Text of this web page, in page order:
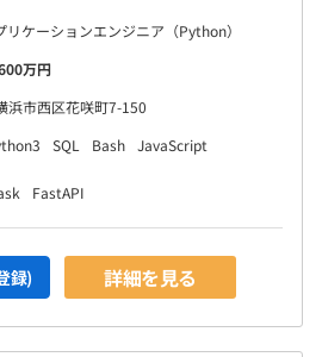
リケーションエンジニア（Python）
万円
浜市西区花咲町7-150
SQL Bash JavaScript
FastAPI
録) 詳細を見る